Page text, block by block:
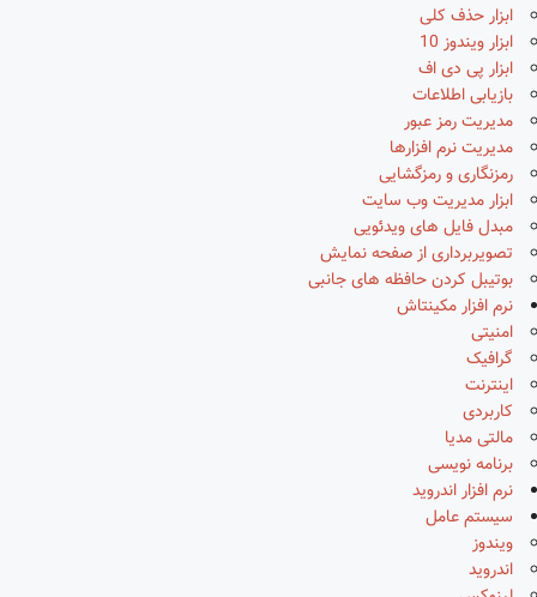
ابزار حذف کلی
ابزار ویندوز 10
ابزار پی دی اف
بازیابی اطلاعات
مدیریت رمز عبور
مدیریت نرم افزارها
رمزنگاری و رمزگشایی
ابزار مدیریت وب سایت
مبدل فایل های ویدئویی
تصویربرداری از صفحه نمایش
بوتیبل کردن حافظه های جانبی
نرم افزار مکینتاش
امنیتی
گرافیک
اینترنت
کاربردی
مالتی مدیا
برنامه نویسی
نرم افزار اندروید
سیستم عامل
ویندوز
اندروید